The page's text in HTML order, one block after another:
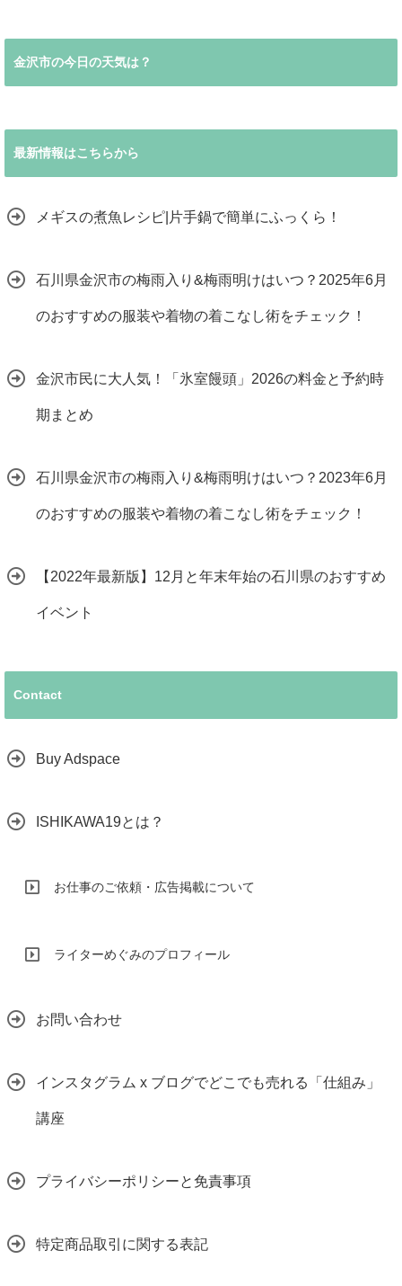
金沢市の今日の天気は？
最新情報はこちらから
メギスの煮魚レシピ|片手鍋で簡単にふっくら！
石川県金沢市の梅雨入り&梅雨明けはいつ？2025年6月
のおすすめの服装や着物の着こなし術をチェック！
金沢市民に大人気！「氷室饅頭」2026の料金と予約時
期まとめ
石川県金沢市の梅雨入り&梅雨明けはいつ？2023年6月
のおすすめの服装や着物の着こなし術をチェック！
【2022年最新版】12月と年末年始の石川県のおすすめ
イベント
Contact
Buy Adspace
ISHIKAWA19とは？
お仕事のご依頼・広告掲載について
ライターめぐみのプロフィール
お問い合わせ
インスタグラム x ブログでどこでも売れる「仕組み」
講座
プライバシーポリシーと免責事項
特定商品取引に関する表記